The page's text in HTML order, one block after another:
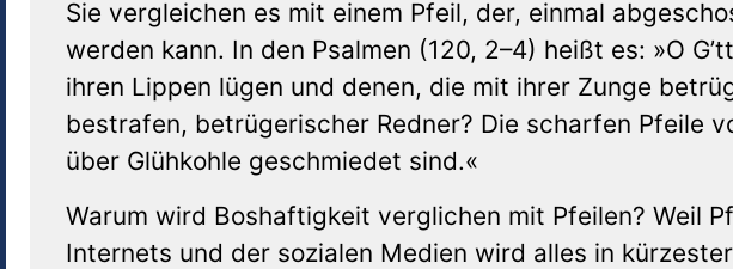
Sie vergleichen es mit einem Pfeil, der, einmal
werden kann. In den Psalmen (120, 2–4) heißt es: »O
ihren Lippen lügen und denen, die mit ihrer Zunge
bestrafen, betrügerischer Redner? Die scharfen Pfeile
über Glühkohle geschmiedet sind.«
Warum wird Boshaftigkeit verglichen mit Pfeilen? Weil
Internets und der sozialen Medien wird alles in